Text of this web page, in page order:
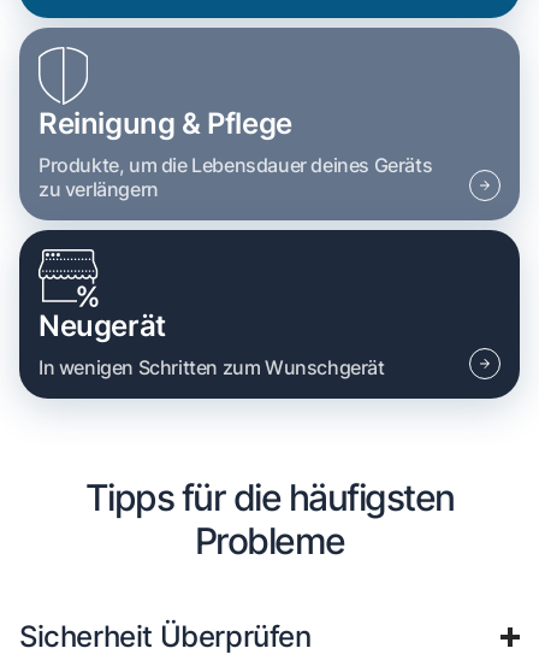
Reinigung & Pflege
Produkte, um die Lebensdauer deines Geräts
zu verlängern
Neugerät
In wenigen Schritten zum Wunschgerät
Tipps für die häufigsten
Probleme
Sicherheit Überprüfen